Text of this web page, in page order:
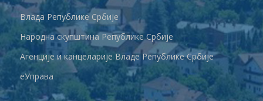
Влада Републике Србије
Народна скупштина Републике Србије
Агенције и канцеларије Владе Републике Србије
еУправа